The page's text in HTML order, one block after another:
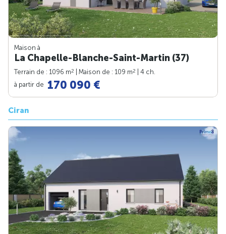
Maison à
La Chapelle-Blanche-Saint-Martin (37)
Terrain de : 1096 m2 | Maison de : 109 m2
| 4 ch.
à partir de 170 090 €
Ciran